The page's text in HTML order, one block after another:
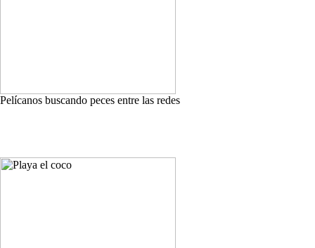
Pelícanos buscando peces entre las redes